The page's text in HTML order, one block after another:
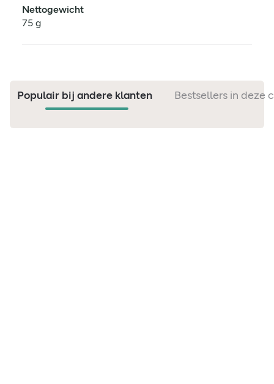
Nettogewicht
75 g
Populair bij andere klanten Bestsellers in deze